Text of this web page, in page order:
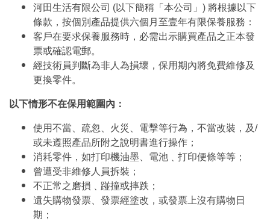
河田生活有限公司 (以下簡稱「本公司」) 將根據以下
條款，按個別產品提供六個月至壹年有限保養服務：
客戶在要求保養服務時，必需出示購買產品之正本發
票或確認電郵。
經技術員判斷為非人為損壞，保用期內將免費維修及
更換零件。
以下情形不在保用範圍內：
使用不當、疏忽、火災、電擊等行為，不當改裝，及/
或未遵照產品所附之說明書進行操作；
消耗零件，如打印機油墨、電池﹑打印便條等等；
曾遭受非維修人員拆裝；
不正常之磨損﹑踫撞或摔跌；
遺失購物發票、發票經塗改，或發票上沒有購物日
期；